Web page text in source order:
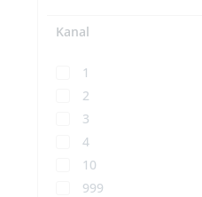
Kanal
1
2
3
4
10
999